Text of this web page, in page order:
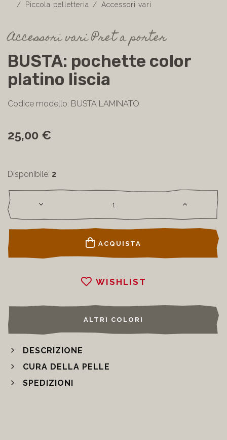
Piccola pelletteria
Accessori vari
Accessori vari Pret a porter
BUSTA: pochette color
platino liscia
Codice modello: BUSTA LAMINATO
25,00 €
Disponibile: 2
ACQUISTA
WISHLIST
ALTRI COLORI
DESCRIZIONE
CURA DELLA PELLE
SPEDIZIONI